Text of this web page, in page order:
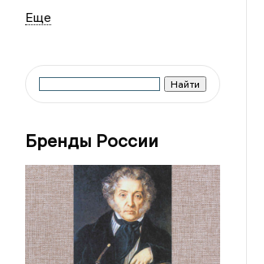
Бренды России